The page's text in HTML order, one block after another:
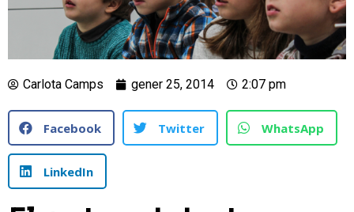
Carlota Camps gener 25, 2014 2:07 pm
Facebook Twitter WhatsApp
LinkedIn